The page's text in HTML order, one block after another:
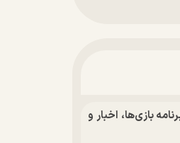
| نتایج، برنامه بازی‌ها، اخبار و